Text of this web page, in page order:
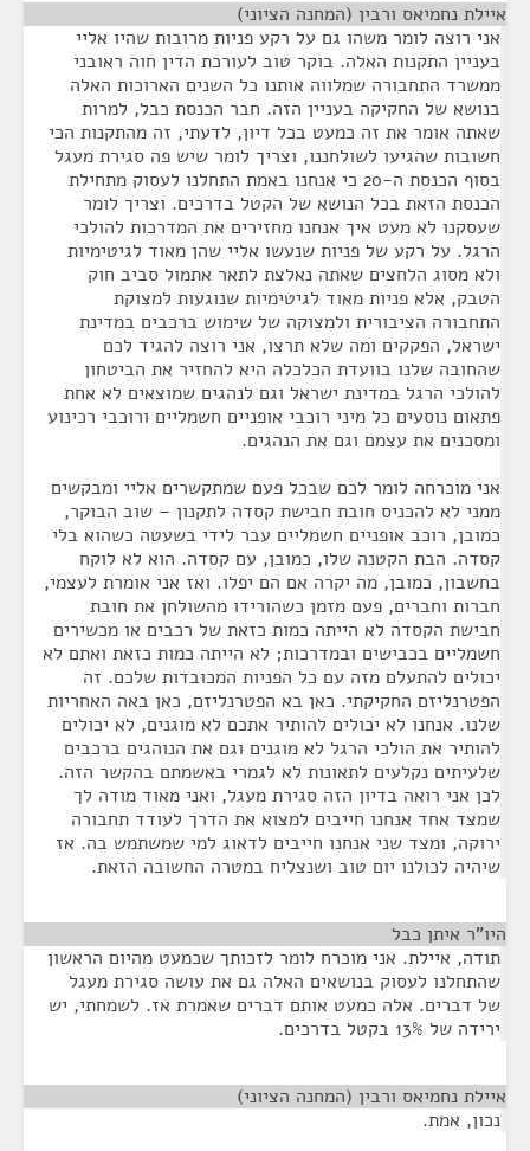
איילת נחמיאס ורבין (המחנה הציוני)
אני רוצה לומר משהו גם על רקע פניות מרובות שהיו אליי
בעניין התקנות האלה. בוקר טוב לעורכת הדין חוה ראובני
ממשרד התחבורה שמלווה אותנו כל השנים הארוכות האלה
בנושא של החקיקה בעניין הזה. חבר הכנסת כבל, למרות
שאתה אומר את זה כמעט בכל דיון, לדעתי, זה מהתקנות הכי
חשובות שהגיעו לשולחננו, וצריך לומר שיש פה סגירת מעגל
בסוף הכנסת ה-20 כי אנחנו באמת התחלנו לעסוק מתחילת
הכנסת הזאת בכל הנושא של הקטל בדרכים. וצריך לומר
שעסקנו לא מעט איך אנחנו מחזירים את המדרכות להולכי
הרגל. על רקע של פניות שנעשו אליי שהן מאוד לגיטימיות
ולא מסוג הלחצים שאתה נאלצת לתאר אתמול סביב חוק
הטבק, אלא פניות מאוד לגיטימיות שנוגעות למצוקת
התחבורה הציבורית ולמצוקה של שימוש ברכבים במדינת
ישראל, הפקקים ומה שלא תרצו, אני רוצה להגיד לכם
שהחובה שלנו בוועדת הכלכלה היא להחזיר את הביטחון
להולכי הרגל במדינת ישראל וגם לנהגים שמוצאים לא אחת
פתאום נוסעים כל מיני רוכבי אופניים חשמליים ורוכבי רכינוע
ומסכנים את עצמם וגם את הנהגים.
אני מוכרחה לומר לכם שבכל פעם שמתקשרים אליי ומבקשים
ממני לא להכניס חובת חבישת קסדה לתקנון – שוב הבוקר,
כמובן, רוכב אופניים חשמליים עבר לידי בשעטה כשהוא בלי
קסדה. הבת הקטנה שלו, כמובן, עם קסדה. הוא לא לוקח
בחשבון, כמובן, מה יקרה אם הם יפלו. ואז אני אומרת לעצמי,
חברות וחברים, פעם מזמן כשהורידו מהשולחן את חובת
חבישת הקסדה לא הייתה כמות כזאת של רכבים או מכשירים
חשמליים בכבישים ובמדרכות; לא הייתה כמות כזאת ואתם לא
יכולים להתעלם מזה עם כל הפניות המכובדות שלכם. זה
הפטרנליזם החקיקתי. כאן בא הפטרנליזם, כאן באה האחריות
שלנו. אנחנו לא יכולים להותיר אתכם לא מוגנים, לא יכולים
להותיר את הולכי הרגל לא מוגנים וגם את הנוהגים ברכבים
שלעיתים נקלעים לתאונות לא לגמרי באשמתם בהקשר הזה.
לכן אני רואה בדיון הזה סגירת מעגל, ואני מאוד מודה לך
שמצד אחד אנחנו חייבים למצוא את הדרך לעודד תחבורה
ירוקה, ומצד שני אנחנו חייבים לדאוג למי שמשתמש בה. אז
שיהיה לכולנו יום טוב ושנצליח במטרה החשובה הזאת.
היו"ר איתן כבל
תודה, איילת. אני מוכרח לומר לזכותך שכמעט מהיום הראשון
שהתחלנו לעסוק בנושאים האלה גם את עושה סגירת מעגל
של דברים. אלה כמעט אותם דברים שאמרת אז. לשמחתי, יש
ירידה של 13% בקטל בדרכים.
איילת נחמיאס ורבין (המחנה הציוני)
נכון, אמת.